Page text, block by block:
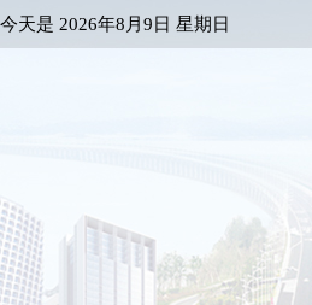
今天是 2026年8月9日 星期日